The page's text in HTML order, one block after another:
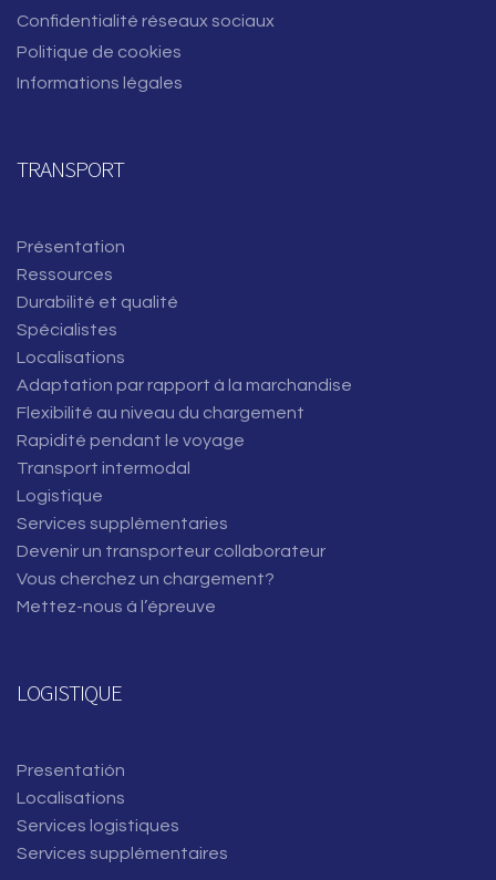
Confidentialité réseaux sociaux
Politique de cookies
Informations légales
TRANSPORT
Présentation
Ressources
Durabilité et qualité
Spécialistes
Localisations
Adaptation par rapport à la marchandise
Flexibilité au niveau du chargement
Rapidité pendant le voyage
Transport intermodal
Logistique
Services supplémentaries
Devenir un transporteur collaborateur
Vous cherchez un chargement?
Mettez-nous á l’épreuve
LOGISTIQUE
Presentatión
Localisations
Services logistiques
Services supplémentaires